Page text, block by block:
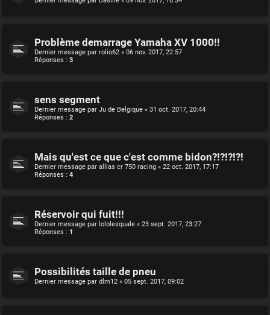
Problème demarrage Yamaha XV 1000!!
Dernier message par rolio62 « 06 nov. 2017, 22:57
Réponses : 3
sens segment
Dernier message par Ju de Belgique « 31 oct. 2017, 20:44
Réponses : 2
Mais qu'est ce que c'est comme bidon?!?!?!?!
Dernier message par allias cr 750 racing « 22 oct. 2017, 17:17
Réponses : 4
Réservoir qui fuit!!!
Dernier message par lololesquale « 23 sept. 2017, 23:27
Réponses : 1
Possibilités taille de pneu
Dernier message par dlm12 « 05 sept. 2017, 09:02